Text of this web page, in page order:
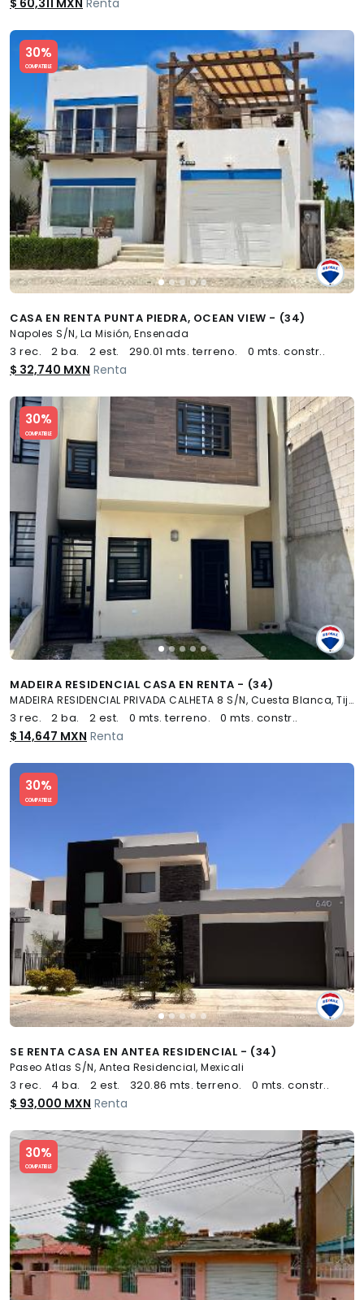
30%
COMPATIBLE
Slide 1 of 5
CASA EN RENTA PUNTA PIEDRA, OCEAN VIEW - (34)
Napoles S/N, La Misión, Ensenada
3 rec. 2 ba. 2 est. 290.01 mts. terreno. 0 mts. constr..
$ 32,740 MXN Renta
30%
COMPATIBLE
Slide 1 of 5
MADEIRA RESIDENCIAL CASA EN RENTA - (34)
MADEIRA RESIDENCIAL PRIVADA CALHETA 8 S/N, Cuesta Blanca, Tijuana
3 rec. 2 ba. 2 est. 0 mts. terreno. 0 mts. constr..
$ 14,647 MXN Renta
30%
COMPATIBLE
Slide 1 of 5
SE RENTA CASA EN ANTEA RESIDENCIAL - (34)
Paseo Atlas S/N, Antea Residencial, Mexicali
3 rec. 4 ba. 2 est. 320.86 mts. terreno. 0 mts. constr..
$ 93,000 MXN Renta
30%
COMPATIBLE
Slide 1 of 5